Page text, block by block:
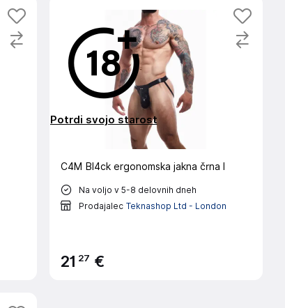
C4M Bl4ck ergonomska jakna črna l
Na voljo v 5-8 delovnih dneh
Prodajalec Teknashop Ltd - London
21 27 €
Potrdi svojo starost